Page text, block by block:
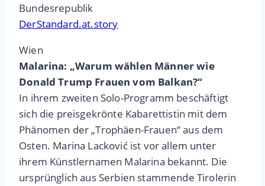
Bundesrepublik
DerStandard.at.story
Wien
Malarina: „Warum wählen Männer wie
Donald Trump Frauen vom Balkan?“
In ihrem zweiten Solo-Programm beschäftigt
sich die preisgekrönte Kabarettistin mit dem
Phänomen der „Trophäen-Frauen“ aus dem
Osten. Marina Lacković ist vor allem unter
ihrem Künstlernamen Malarina bekannt. Die
ursprünglich aus Serbien stammende Tirolerin